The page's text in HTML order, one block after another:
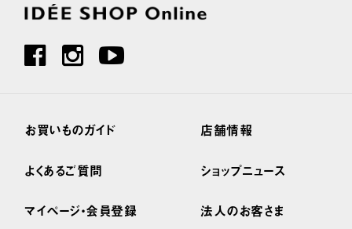
お買いものガイド
よくあるご質問
マイページ・会員登録
店舗情報
ショップニュース
法人のお客さま